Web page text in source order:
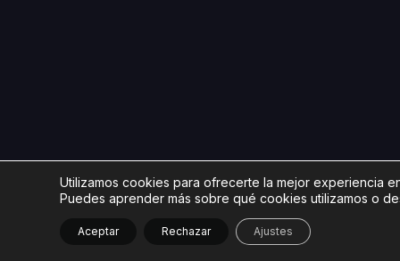
Utilizamos cookies para ofrecerte la mejor experiencia
Puedes aprender más sobre qué cookies utilizamos o
Aceptar Rechazar Ajustes